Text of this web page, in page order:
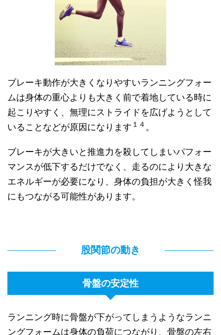
ブレーキ動作が大きくなりやすいランニングフォー
ムは身体の重心よりも大きく前で着地している時に
起こりやすく、無理にストライドを広げようとして
いることなどが原因になります １４ 。
ブレーキが大きいと推進力を殺してしまいパフォー
マンスが低下するだけでなく、走るのにより大きな
エネルギーが必要になり、身体の負担が大きく怪我
にもつながる可能性があります。
股関節の動き
骨盤の安定性
ランニング時に骨盤が下がってしまうようなランニ
ングフォームは身体の負荷につながり、骨盤の左右